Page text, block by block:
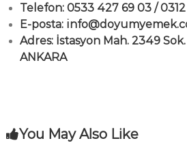
Telefon: 0533 427 69 03 / 0312
E-posta:
Adres: İstasyon Mah. 2349
ANKARA
You May Also Like